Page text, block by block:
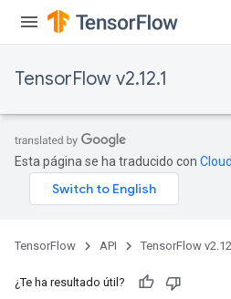
TensorFlow v2.12.1
Esta página se ha traducido con
TensorFlow API TensorFlow
¿Te ha resultado útil?